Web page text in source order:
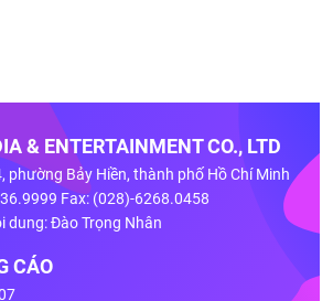
& ENTERTAINMENT CO., LTD
phường Bảy Hiền, thành phố Hồ Chí Minh
Fax: (028)-6268.0458
dung: Đào Trọng Nhân
CÁO